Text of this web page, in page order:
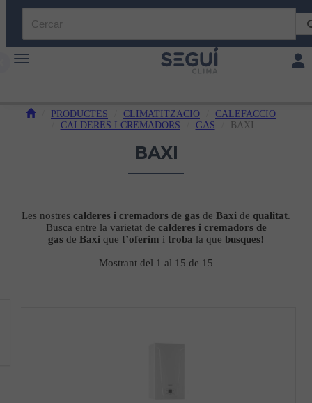
Toggle navigation
PRODUCTES CLIMATITZACIO
CALEFACCIO
CALDERES I CREMADORS
GAS BAXI
BAXI
Les nostres calderes i cremadors de gas de Baxi de qualitat.
Busca entre la varietat de calderes i cremadors de
gas de Baxi que t’oferim i troba la que busques!
Mostrant del 1 al 15 de 15